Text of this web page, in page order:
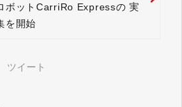
ボットCarriRo Expressの 実
を開始
ツイート